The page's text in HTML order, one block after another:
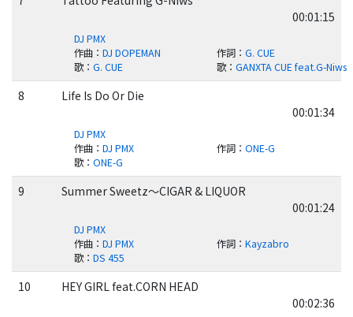
00:01:15
DJ PMX
作曲： DJ DOPEMAN 作詞： G. CUE
歌： G. CUE 歌： GANXTA CUE feat.G-Niws
8
Life Is Do Or Die
00:01:34
DJ PMX
作曲： DJ PMX 作詞： ONE-G
歌： ONE-G
9
Summer Sweetz～CIGAR & LIQUOR
00:01:24
DJ PMX
作曲： DJ PMX 作詞： Kayzabro
歌： DS 455
10
HEY GIRL feat.CORN HEAD
00:02:36